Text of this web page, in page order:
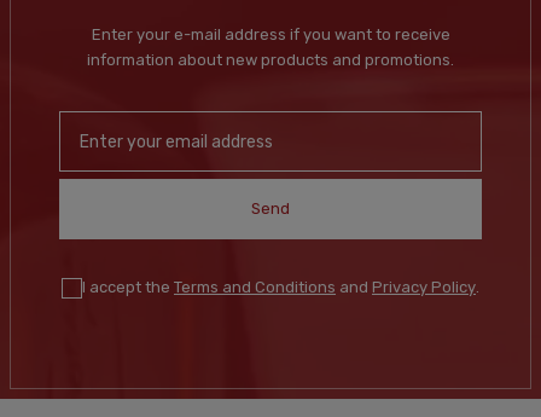
Enter your e-mail address if you want to receive
information about new products and promotions.
Send
I accept the Terms and Conditions and Privacy Policy.